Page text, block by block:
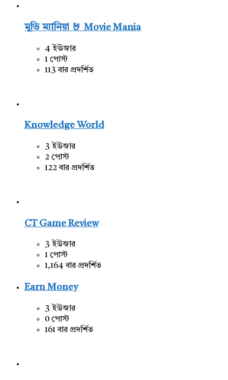
মুভি ম্যানিয়া 🤘 Movie Mania
4 ইউজার
1 পোস্ট
113 বার প্রদর্শিত
Knowledge World
3 ইউজার
2 পোস্ট
122 বার প্রদর্শিত
CT Game Review
3 ইউজার
1 পোস্ট
1,164 বার প্রদর্শিত
Earn Money
3 ইউজার
0 পোস্ট
161 বার প্রদর্শিত